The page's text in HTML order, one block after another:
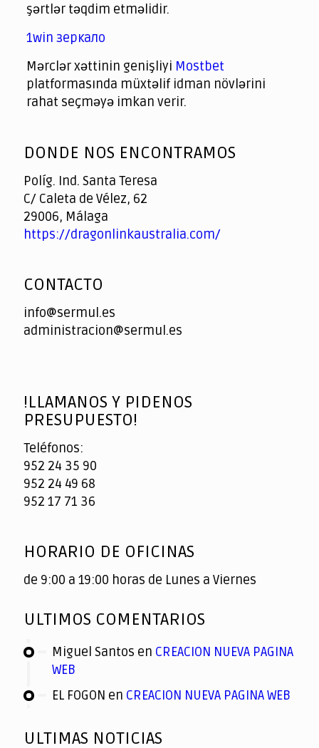
şərtlər təqdim etməlidir.
1win зеркало
Mərclər xəttinin genişliyi Mostbet
platformasında müxtəlif idman növlərini
rahat seçməyə imkan verir.
of
DONDE NOS ENCONTRAMOS
Políg. Ind. Santa Teresa
C/ Caleta de Vélez, 62
29006, Málaga
https://dragonlinkaustralia.com/
CONTACTO
info@sermul.es
administracion@sermul.es
!LLAMANOS Y PIDENOS
PRESUPUESTO!
Teléfonos:
952 24 35 90
952 24 49 68
952 17 71 36
HORARIO DE OFICINAS
de 9:00 a 19:00 horas de Lunes a Viernes
ULTIMOS COMENTARIOS
Miguel Santos en CREACION NUEVA PAGINA
WEB
EL FOGON en CREACION NUEVA PAGINA WEB
ULTIMAS NOTICIAS